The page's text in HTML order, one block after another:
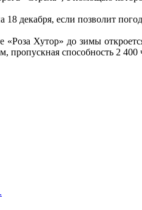
18 декабря, если позволит
«Роза Хутор» до зимы
способность 2 400